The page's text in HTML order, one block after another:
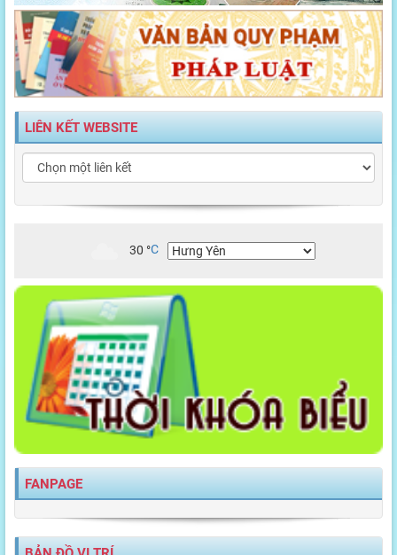
LIÊN KẾT WEBSITE
30 °C
FANPAGE